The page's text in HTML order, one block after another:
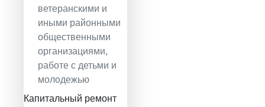
ветеранскими и
иными районными
общественными
организациями,
работе с детьми и
молодежью
Капитальный ремонт